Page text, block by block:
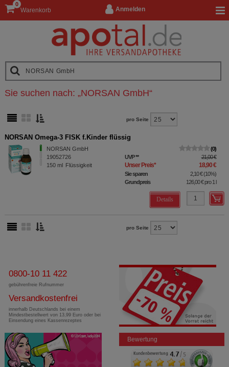
Anmelden
Warenkorb
0
Sie suchen nach: „NORSAN GmbH“
pro Seite
NORSAN Omega-3 FISK f.Kinder flüssig
NORSAN GmbH
19052726
150 ml Flüssigkeit
0
UVP** 21,00 €
Unser Preis* 18,90 €
Sie sparen 2,10 €(10%)
Grundpreis
126,00 €pro 1 l
Details
pro Seite
0800-10 11 422
gebührenfreie Rufnummer
Versandkostenfrei
innerhalb Deutschlands bei einem
Mindestbestellwert von 13,99 Euro oder bei
Einsendung eines Kassenrezeptes
Bewertung